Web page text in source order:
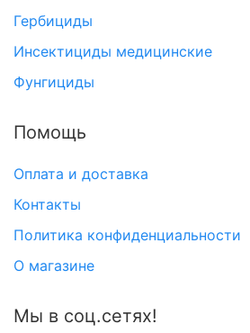
Гербициды
Инсектициды медицинские
Фунгициды
Помощь
Оплата и доставка
Контакты
Политика конфиденциальности
О магазине
Мы в соц.сетях!